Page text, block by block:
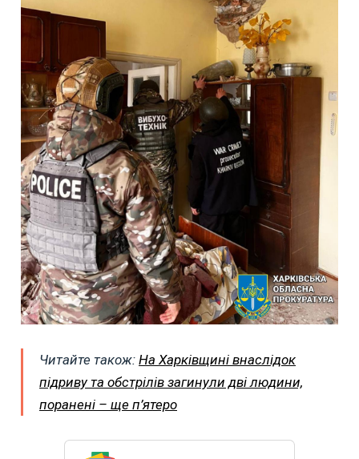
Читайте також: На Харківщині внаслідок
підриву та обстрілів загинули дві людини,
поранені – ще п’ятеро